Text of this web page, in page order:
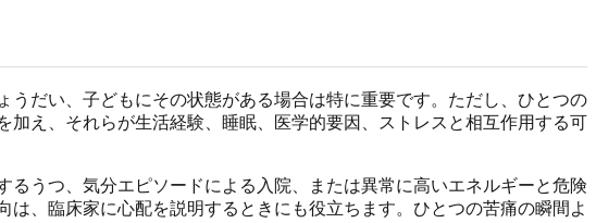
だい、子どもにその状態がある場合は特に重要です。ただし、ひとつの
え、それらが生活経験、睡眠、医学的要因、ストレスと相互作用する可
うつ、気分エピソードによる入院、または異常に高いエネルギーと危険
、臨床家に心配を説明するときにも役立ちます。ひとつの苦痛の瞬間よ